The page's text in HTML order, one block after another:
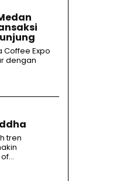
Expo
dengan
tren